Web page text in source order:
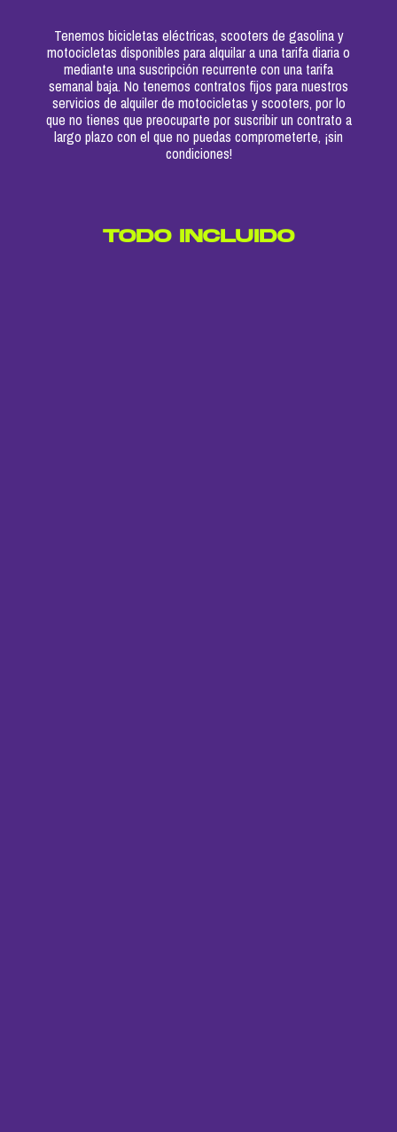
Tenemos bicicletas eléctricas, scooters de gasolina y
motocicletas disponibles para alquilar a una tarifa diaria o
mediante una suscripción recurrente con una tarifa
semanal baja. No tenemos contratos fijos para nuestros
servicios de alquiler de motocicletas y scooters, por lo
que no tienes que preocuparte por suscribir un contrato a
largo plazo con el que no puedas comprometerte, ¡sin
condiciones!
TODO INCLUIDO